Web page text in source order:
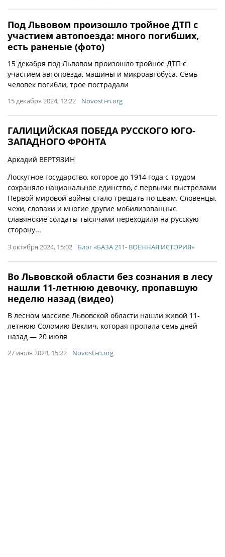
Под Львовом произошло тройное ДТП с
участием автопоезда: много погибших,
есть раненые (фото)
15 декабря под Львовом произошло тройное ДТП с
участием автопоезда, машины и микроавтобуса. Семь
человек погибли, трое пострадали
15 декабря 2024, 12:22 Novosti-n.org
ГАЛИЦИЙСКАЯ ПОБЕДА РУССКОГО ЮГО-
ЗАПАДНОГО ФРОНТА
Аркадий ВЕРТЯЗИН
Лоскутное государство, которое до 1914 года с трудом
сохраняло национальное единство, с первыми выстрелами
Первой мировой войны стало трещать по швам. Словенцы,
чехи, словаки и многие другие мобилизованные
славянские солдаты тысячами переходили на русскую
сторону...
3 октября 2024, 15:02 Блог «БАЗА 211- ВОЕННАЯ ИСТОРИЯ»
Во Львовской области без сознания в лесу
нашли 11-летнюю девочку, пропавшую
неделю назад (видео)
В лесном массиве Львовской области нашли живой 11-
летнюю Соломию Веклич, которая пропала семь дней
назад — 20 июля
27 июля 2024, 15:22 Novosti-n.org